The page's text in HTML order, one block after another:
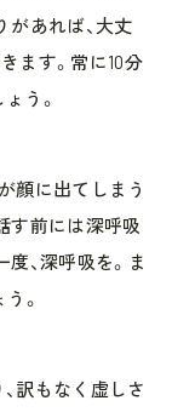
があれば、大丈
ます。常に10分
う。
顔に出てしまう
す前には深呼吸
、深呼吸を。ま
。
訳もなく虚しさ